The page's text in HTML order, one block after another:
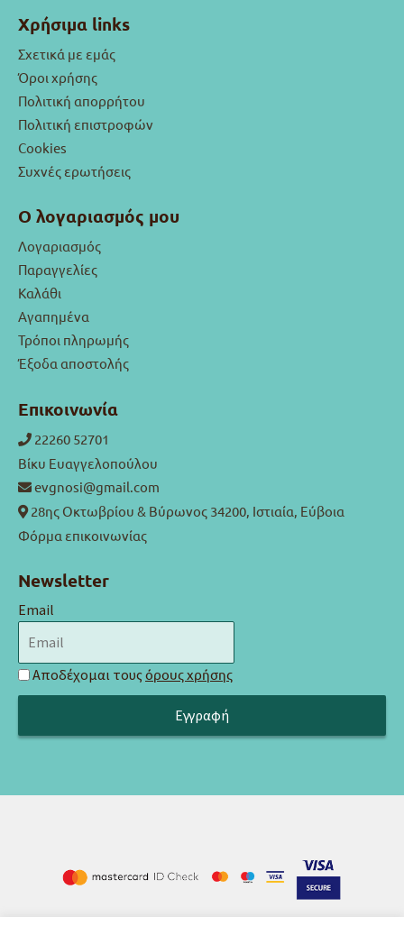
Χρήσιμα links
Σχετικά με εμάς
Όροι χρήσης
Πολιτική απορρήτου
Πολιτική επιστροφών
Cookies
Συχνές ερωτήσεις
Ο λογαριασμός μου
Λογαριασμός
Παραγγελίες
Καλάθι
Αγαπημένα
Τρόποι πληρωμής
Έξοδα αποστολής
Επικοινωνία
22260 52701
Βίκυ Ευαγγελοπούλου
evgnosi@gmail.com
28ης Οκτωβρίου & Βύρωνος 34200, Ιστιαία, Εύβοια
Φόρμα επικοινωνίας
Newsletter
Email
Αποδέχομαι τους όρους χρήσης